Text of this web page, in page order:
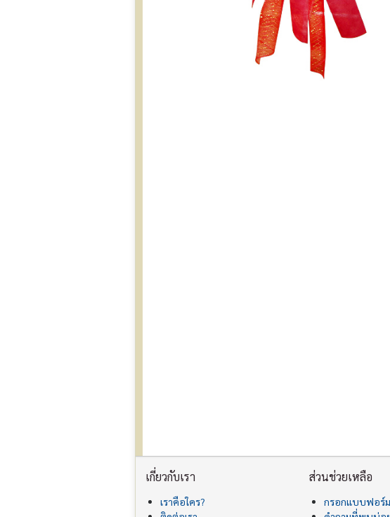
เกี่ยวกับเรา
เราคือใคร?
ส่วนช่วยเหลือ
กรอกแบบฟอร์